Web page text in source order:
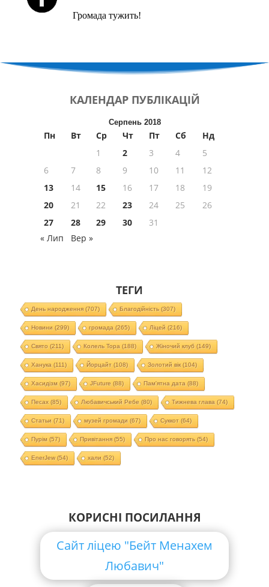
Громада тужить!
КАЛЕНДАР ПУБЛІКАЦІЙ
Серпень 2018
Пн Вт Ср Чт Пт Сб
Нд
1
2 3 4
5
6
7 8 9 10 11
12
13
14 15 16 17 18
19
20
21 22 23 24 25
26
27
28 29 30
31
« Лип
Вер »
ТЕГИ
День народження(707) Благодійність (307)
Новини (299) громада (265) Ліцей (216)
Свято (211) Колель Тора (188) Жіночий клуб (149)
Ханука (111) Йорцайт (108) Золотий вік(104)
Хасидізм (97) JFuture (88) Пам'ятна дата (88)
Песах(85) Любавичський Ребе (80) Тижнева глава (74)
Статьи (71) музей громади (67) Суккот (64)
Пурім (57) Привітання(55) Про нас говорять (54)
EnerJew(54) хали (52)
КОРИСНІ ПОСИЛАННЯ
Сайт ліцею "Бейт Менахем
Любавич"